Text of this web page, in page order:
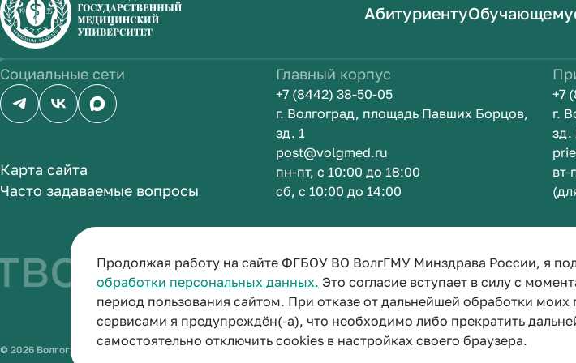
Продолжая работу на сайте ФГБОУ ВО ВолгГМУ Минздрава России, я
обработки персональных данных. Это согласие вступает в силу с
период пользования сайтом. При отказе от дальнейшей обработки
сервисами я предупреждён(-а), что необходимо либо прекратить
самостоятельно отключить cookies в настройках своего браузера.
Абитуриенту
Социальные сети
Карта сайта
Часто задаваемые вопросы
Главный корпус
+7 (8442) 38-50-05
г. Волгоград, площадь Павших Борцов,
зд. 1
post@volgmed.ru
пн-пт, с 10:00 до 18:00
сб, с 10:00 до 14:00
+7
г.
зд.
вт-
быть врачом
© 2026 Волгоградский государственный медицинский университет Политика конфиденциальности